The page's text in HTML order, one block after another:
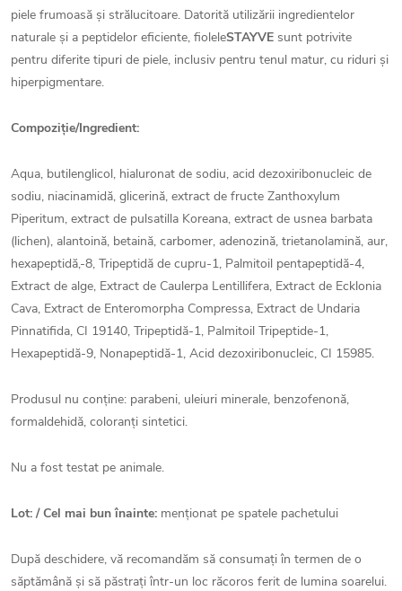
piele frumoasă și strălucitoare. Datorită utilizării ingredientelor
naturale și a peptidelor eficiente, fioleleSTAYVE sunt potrivite
pentru diferite tipuri de piele, inclusiv pentru tenul matur, cu riduri și
hiperpigmentare.
Compoziție/Ingredient:
Aqua, butilenglicol, hialuronat de sodiu, acid dezoxiribonucleic de
sodiu, niacinamidă, glicerină, extract de fructe Zanthoxylum
Piperitum, extract de pulsatilla Koreana, extract de usnea barbata
(lichen), alantoină, betaină, carbomer, adenozină, trietanolamină, aur,
hexapeptidă,-8, Tripeptidă de cupru-1, Palmitoil pentapeptidă-4,
Extract de alge, Extract de Caulerpa Lentillifera, Extract de Ecklonia
Cava, Extract de Enteromorpha Compressa, Extract de Undaria
Pinnatifida, CI 19140, Tripeptidă-1, Palmitoil Tripeptide-1,
Hexapeptidă-9, Nonapeptidă-1, Acid dezoxiribonucleic, CI 15985.
Produsul nu conține: parabeni, uleiuri minerale, benzofenonă,
formaldehidă, coloranți sintetici.
Nu a fost testat pe animale.
Lot: / Cel mai bun înainte: menționat pe spatele pachetului
După deschidere, vă recomandăm să consumați în termen de o
săptămână și să păstrați într-un loc răcoros ferit de lumina soarelui.